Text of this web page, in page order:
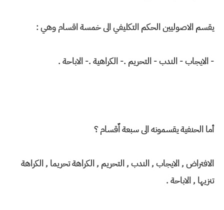
يقسم الاصوليين الحكم التكليفي الى خمسة اقسام وهي :
- الايجاب - الندب - التحريم .- الكراهية .- الاباحة .
أما الحنفية يقسمونه الى سبعة اٌقسام ؟
الافتراض , الايجاب , الندب , التحريم , الكراهة تحريما , الكراهة
تنزيها , الاباحة .